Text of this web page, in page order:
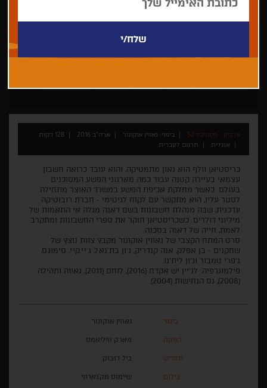
ארכיון - פסטיבל 32 בימוי: גאווין אוקונור ארה"ב 2016
128 דקות
אנגלית
תרגום לעברית
כריסטיאן וולף הוא גאון מתמטיקה, והוא עובד כרואה חשבון
עצמאי בעיירה קטנה עבור כמה מארגוני הפשע המסוכנים
בעולם. כאשר מחלקת אכיפת הפשע במשרד האוצר מתחילה
לסגור עליו, הוא מתקשר עם לקוח לגיטימי - חברת רובוטיקה
עדכנית, שבה מנהלת חשבונות בשם דאנה מגלה אי התאמות של
מיליוני דולרים. כשכריסטיאן חוקר את ספרי החשבונות ומתקרב
לאמת, חייה של דאנה בסכנה.
סרט המתח הקצבי של גאווין אוקונור מקבץ צוות נוצץ של
שחקנים - בן אפלק, אנה קנדריק, ג'ון בת'נאל, ג'יי.קיי. סימונס,
ג'פרי טמבור וג'ון לית'גו.
פילמוגרפיה: לג'יין יש אקדח (2016), לוחם (2011), גאווה ותהילה
(2008), נס הנחישות (2004).
בימוי גאווין אוקונור
הפקה מארק וויליאמס
תסריט ביל דובוק
צילום שיימוס מק'גארווי